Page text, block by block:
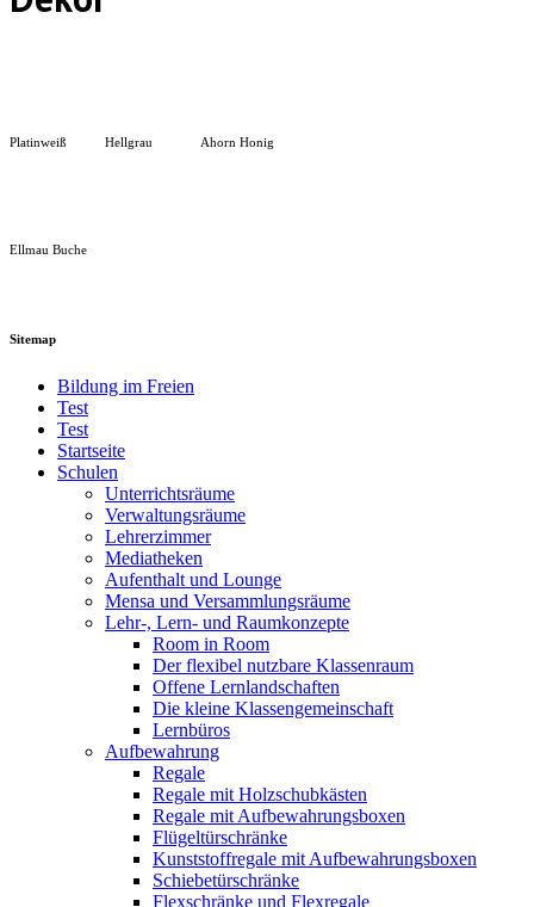
Platinweiß Hellgrau Ahorn Honig
Ellmau Buche
Sitemap
Bildung im Freien
Test
Test
Startseite
Schulen
Unterrichtsräume
Verwaltungsräume
Lehrerzimmer
Mediatheken
Aufenthalt und Lounge
Mensa und Versammlungsräume
Lehr-, Lern- und Raumkonzepte
Room in Room
Der flexibel nutzbare Klassenraum
Offene Lernlandschaften
Die kleine Klassengemeinschaft
Lernbüros
Aufbewahrung
Regale
Regale mit Holzschubkästen
Regale mit Aufbewahrungsboxen
Flügeltürschränke
Kunststoffregale mit Aufbewahrungsboxen
Schiebetürschränke
Flexschränke und Flexregale